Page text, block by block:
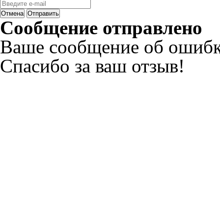
Отмена Отправить
Сообщение отправлено
Ваше сообщение об
Спасибо за ваш отзыв!